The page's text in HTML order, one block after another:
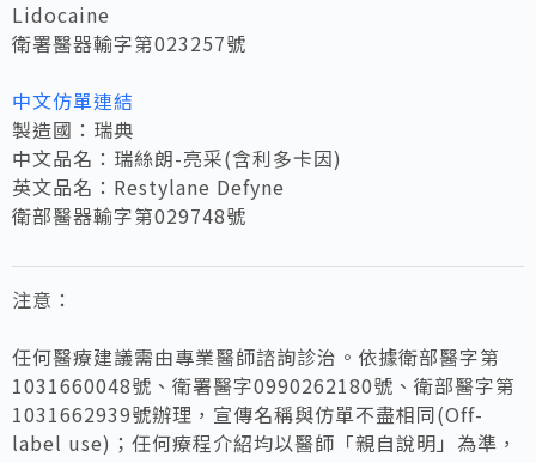
Lidocaine
衛署醫器輸字第023257號
中文仿單連結
製造國：瑞典
中文品名：瑞絲朗-亮采(含利多卡因)
英文品名：Restylane Defyne
衛部醫器輸字第029748號
注意：
任何醫療建議需由專業醫師諮詢診治。依據衛部醫字第
1031660048號、衛署醫字0990262180號、衛部醫字第
1031662939號辦理，宣傳名稱與仿單不盡相同(Off-
label use)；任何療程介紹均以醫師「親自說明」為準，